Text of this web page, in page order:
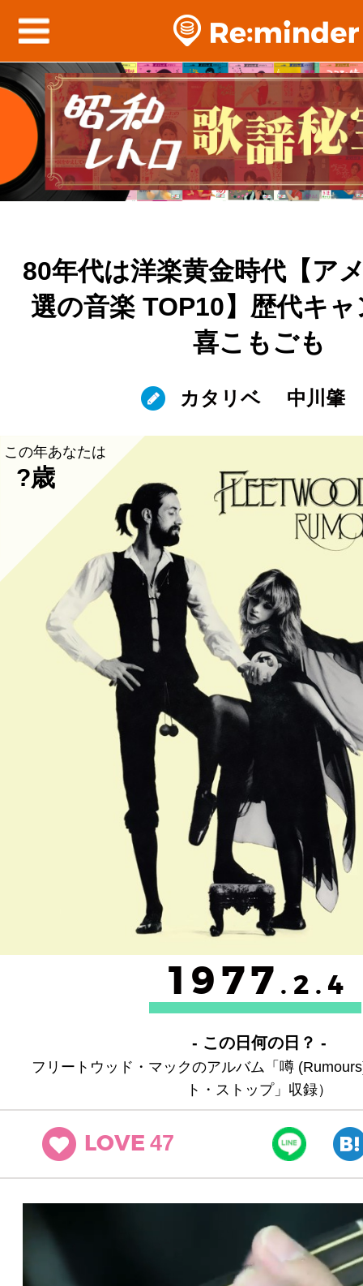
80年代は洋楽黄金時代【ア
選の音楽 TOP10】歴代キ
喜こもごも
カタリベ 中川肇
この年あなたは
?歳
1977 .2.4
- この日何の日？ -
フリートウッド・マックのアルバム「噂
ト・ストップ」収録）
LOVE 47